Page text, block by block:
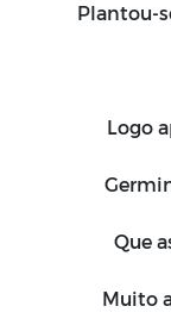
Plantou-
Logo
Que
Muito